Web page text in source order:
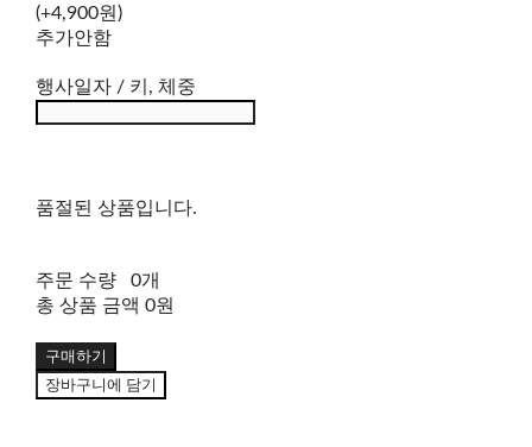
(+4,900원)
추가안함
행사일자 / 키, 체중
품절된 상품입니다.
주문 수량
0개
총 상품 금액 0원
구매하기
장바구니에 담기